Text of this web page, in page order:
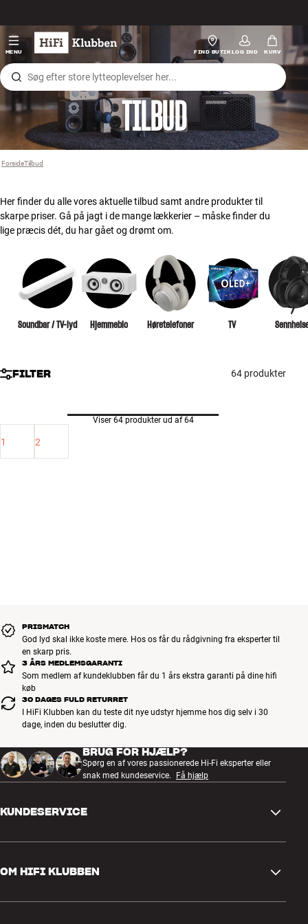
MENU FIND BUTIKLOG IND KURV
Hi-Fi
Højtaler
Pladespiller
Høretelefoner
TV
Kabler
Tilbehør
NYHEDER
TILBUD
Forside ›
Tilbud
TILBUD
Her finder du alle vores aktuelle tilbud samt andre produkter til
skarpe priser. Gå på jagt i de mange lækkerier – måske finder du
lige præcis dét, du har gået og drømt om.
Soundbar / TV-lyd Hjemmebio Høretelefoner TV
FILTER 64 produkter
Viser 64 produkter ud af 64
1 2
PRISMATCH
God lyd skal ikke koste mere. Hos os får du rådgivning fra eksperter til
en skarp pris.
3 ÅRS MEDLEMSGARANTI
Som medlem af kundeklubben får du 1 års ekstra garanti på dine hifi
køb
30 DAGES FULD RETURRET
I HiFi Klubben kan du teste dit nye udstyr hjemme hos dig selv i 30
dage, inden du beslutter dig.
BRUG FOR HJÆLP?
Spørg en af vores passionerede Hi-Fi eksperter eller
snak med kundeservice.
Få hjælp
KUNDESERVICE
Retur og reklamation
OM HIFI KLUBBEN